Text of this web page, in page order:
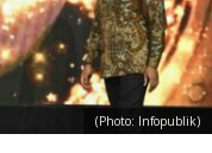
(Photo: Infopublik)